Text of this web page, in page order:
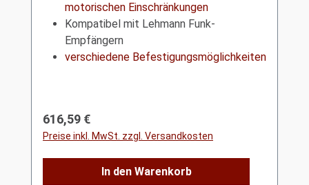
motorischen Einschränkungen
Kompatibel mit Lehmann Funk-
Empfängern
verschiedene Befestigungsmöglichkeiten
Regulärer Preis:
616,59 €
Preise inkl. MwSt. zzgl. Versandkosten
In den Warenkorb